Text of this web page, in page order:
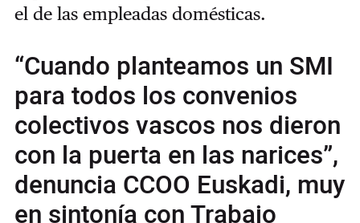
el de las empleadas domésticas.
“Cuando planteamos un SMI
para todos los convenios
colectivos vascos nos dieron
con la puerta en las narices”,
denuncia CCOO Euskadi, muy
en sintonía con Trabajo